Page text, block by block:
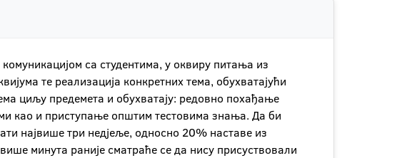
са студентима, у оквиру питања из
те реализација конкретних тема, обухватајући
циљу предемета и обухватају: редовно похађање
као и приступање општим тестовима знања. Да би
највише три недјеље, односно 20% наставе из
минута раније сматраће се да нису присуствовали